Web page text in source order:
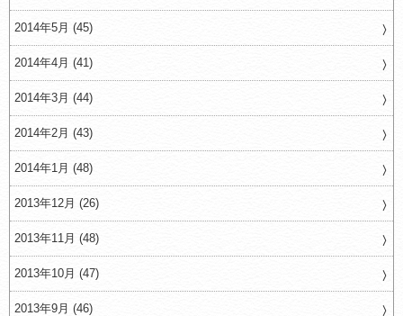
2014年5月 (45)
2014年4月 (41)
2014年3月 (44)
2014年2月 (43)
2014年1月 (48)
2013年12月 (26)
2013年11月 (48)
2013年10月 (47)
2013年9月 (46)